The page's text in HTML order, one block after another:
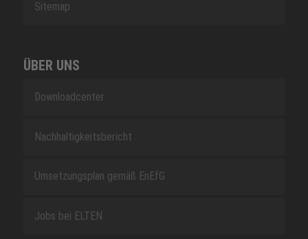
Sitemap
ÜBER UNS
Downloadcenter
Nachhaltigkeitsbericht
Umsetzungsplan gemäß EnEfG
Jobs bei ELTEN